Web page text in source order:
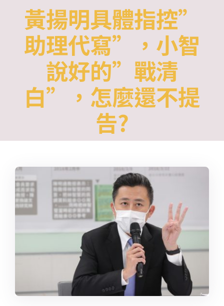
content黃揚明具體指控”
助理代寫”，小智
說好的”戰清
白”，怎麼還不提
告?